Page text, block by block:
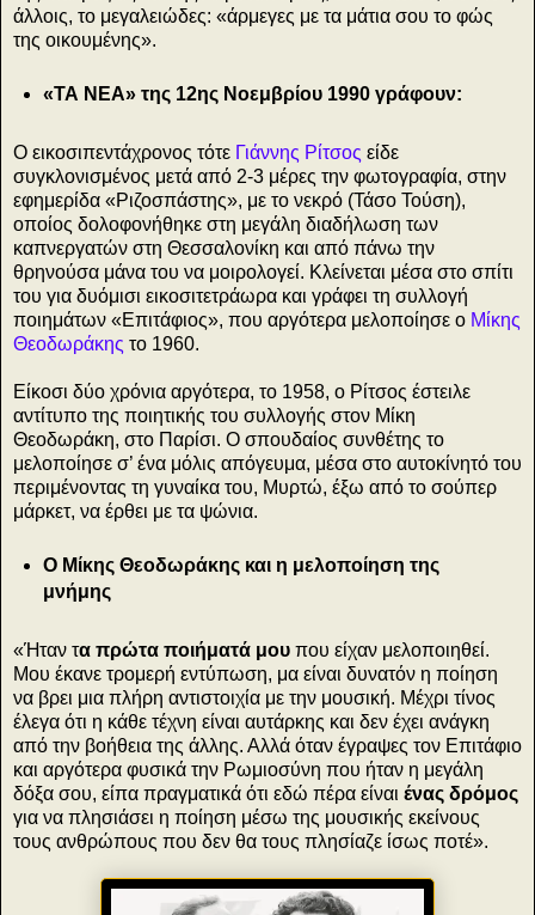
άλλοις, το μεγαλειώδες: «άρμεγες με τα μάτια σου το φώς
της οικουμένης».
«ΤΑ ΝΕΑ» της 12ης Νοεμβρίου 1990 γράφουν:
Ο εικοσιπεντάχρονος τότε Γιάννης Ρίτσος είδε
συγκλονισμένος μετά από 2-3 μέρες την φωτογραφία, στην
εφημερίδα «Ριζοσπάστης», με το νεκρό (Τάσο Τούση),
οποίος δολοφονήθηκε στη μεγάλη διαδήλωση των
καπνεργατών στη Θεσσαλονίκη και από πάνω την
θρηνούσα μάνα του να μοιρολογεί. Κλείνεται μέσα στο σπίτι
του για δυόμισι εικοσιτετράωρα και γράφει τη συλλογή
ποιημάτων «Επιτάφιος», που αργότερα μελοποίησε ο Μίκης
Θεοδωράκης το 1960.
Είκοσι δύο χρόνια αργότερα, το 1958, ο Ρίτσος έστειλε
αντίτυπο της ποιητικής του συλλογής στον Μίκη
Θεοδωράκη, στο Παρίσι. Ο σπουδαίος συνθέτης το
μελοποίησε σ’ ένα μόλις απόγευμα, μέσα στο αυτοκίνητό του
περιμένοντας τη γυναίκα του, Μυρτώ, έξω από το σούπερ
μάρκετ, να έρθει με τα ψώνια.
Ο Μίκης Θεοδωράκης και η μελοποίηση της
μνήμης
«Ήταν τα πρώτα ποιήματά μου που είχαν μελοποιηθεί.
Μου έκανε τρομερή εντύπωση, μα είναι δυνατόν η ποίηση
να βρει μια πλήρη αντιστοιχία με την μουσική. Μέχρι τίνος
έλεγα ότι η κάθε τέχνη είναι αυτάρκης και δεν έχει ανάγκη
από την βοήθεια της άλλης. Αλλά όταν έγραψες τον Επιτάφιο
και αργότερα φυσικά την Ρωμιοσύνη που ήταν η μεγάλη
δόξα σου, είπα πραγματικά ότι εδώ πέρα είναι ένας δρόμος
για να πλησιάσει η ποίηση μέσω της μουσικής εκείνους
τους ανθρώπους που δεν θα τους πλησίαζε ίσως ποτέ».